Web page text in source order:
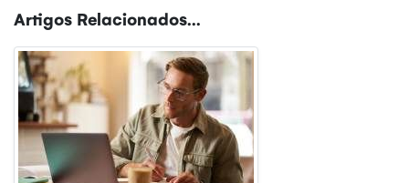
Artigos Relacionados...